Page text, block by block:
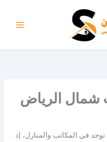
الرياض
في المكاتب والمنازل، إذ